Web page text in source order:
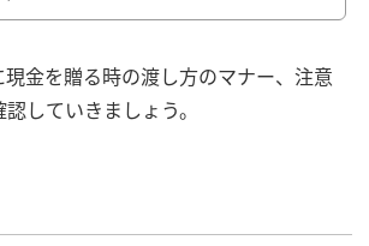
金を贈る時の渡し方のマナー、注意
していきましょう。